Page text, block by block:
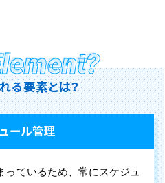
る要素とは？
ール管理
ているため、常にスケジュ